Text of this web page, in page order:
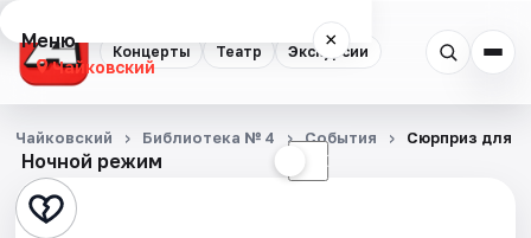
Концерты Театр Экскурсии
Меню ×
Чайковский
Концерты
Театр
Ночной режим ☾
Чайковский Библиотека № 4 События Сюрприз для